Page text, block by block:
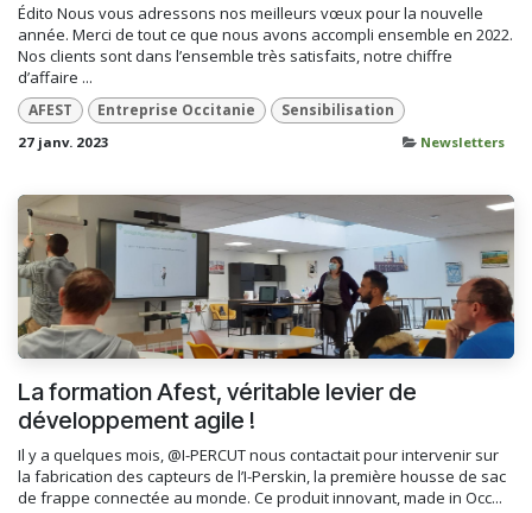
Édito Nous vous adressons nos meilleurs vœux pour la nouvelle
année. Merci de tout ce que nous avons accompli ensemble en 2022.
Nos clients sont dans l’ensemble très satisfaits, notre chiffre
d’affaire ...
AFEST Entreprise Occitanie Sensibilisation
27 janv. 2023 Newsletters
La formation Afest, véritable levier de
développement agile !
Il y a quelques mois, @I-PERCUT nous contactait pour intervenir sur
la fabrication des capteurs de l’I-Perskin, la première housse de sac
de frappe connectée au monde. Ce produit innovant, made in Occ...